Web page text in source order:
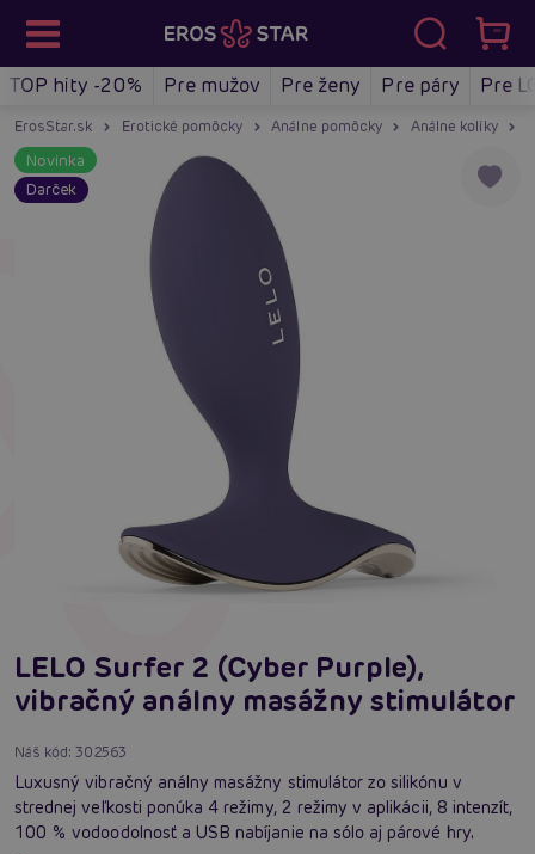
TOP hity -20% Pre mužov Pre ženy Pre páry Pre
ErosStar.sk Erotické pomôcky Análne pomôcky Análne kolíky
Novinka
Darček
LELO Surfer 2 (Cyber Purple),
vibračný análny masážny stimulátor
Náš kód:302563
Luxusný vibračný análny masážny stimulátor zo silikónu v
strednej veľkosti ponúka 4 režimy, 2 režimy v aplikácii, 8 intenzít,
100 % vodoodolnosť a USB nabíjanie na sólo aj párové hry.